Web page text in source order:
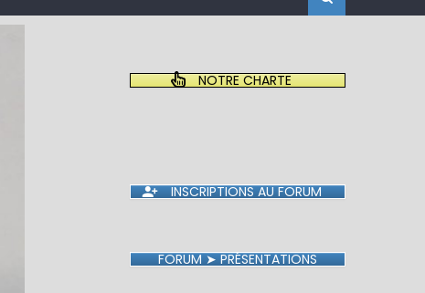
NOTRE CHARTE
INSCRIPTIONS AU FORUM
FORUM ➤ PRÉSENTATIONS